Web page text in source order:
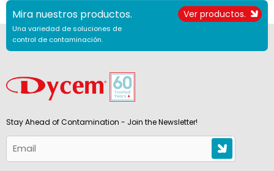
Mira nuestros productos.
Una variedad de soluciones de
control de contaminación.
Ver productos.
Stay Ahead of Contamination - Join the Newsletter!